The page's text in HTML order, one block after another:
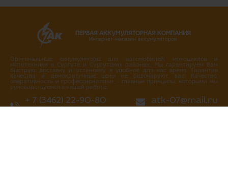
ПЕРВАЯ АККУМУЛЯТОРНАЯ КОМПАНИЯ
Интернет-магазин аккумуляторов
Оригинальные аккумуляторы для автомобилей, мотоциклов и
мототехники в Сургуте и Сургутских районах. Мы гарантируем Вам
быструю доставку и установку в удобное для вас время. Гарантия
качества и демократичные цены не разочаруют вас! Качество,
оперативность и профессионализм – главные принципы, которыми мы
руководствуемся в нашей работе.
+ 7 (3462) 22-90-80
atk-07@mail.ru